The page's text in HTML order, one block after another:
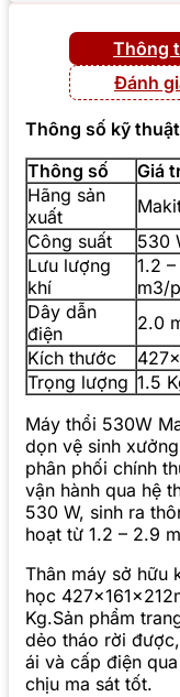
Thông
Đánh
Thông số kỹ
Thông số
Giá
Hãng sản
xuất
Công suất
530
Lưu lượng
khí
1.2
m3/
Dây dẫn
điện
2.0
Kích thước
Trọng lượng 1.5
Máy thổi 530W
dọn vệ sinh
phân phối chính
vận hành qua hệ
530 W, sinh ra
hoạt từ 1.2 – 2.9
Thân máy sở hữu
học
Kg.Sản phẩm
dẻo tháo rời
ái và cấp điện
chịu ma sát tốt.